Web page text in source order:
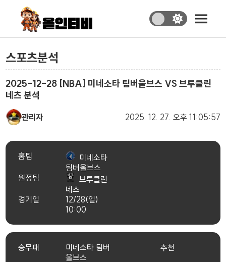
스포츠분석
2025-12-28 [NBA] 미네소타 팀버울브스 VS 브루클린
네츠 분석
관리자 2025. 12. 27. 오후 11:05:57
홈팀
미네소타
팀버울브스
원정팀
브루클린
네츠
경기일
12/28(일)
10:00
승무패
미네소타 팀버
울브스
추천